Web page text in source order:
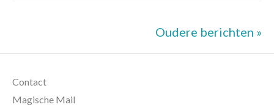
Oudere berichten »
Contact
Magische Mail